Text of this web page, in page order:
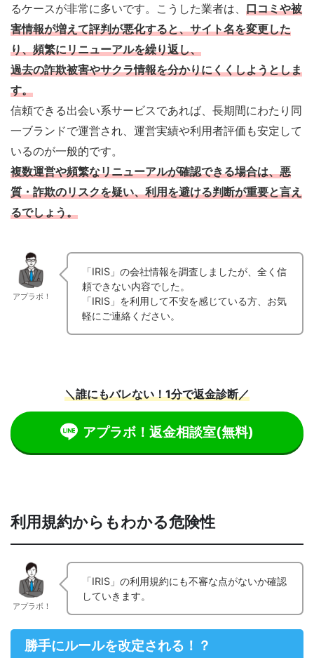
るケースが非常に多いです。こうした業者は、 口コミや被
害情報が増えて評判が悪化すると、サイト名を変更した
り、頻繁にリニューアルを繰り返し、
過去の詐欺被害やサクラ情報を分かりにくくしようとしま
す。
信頼できる出会い系サービスであれば、長期間にわたり同
一ブランドで運営され、運営実績や利用者評価も安定して
いるのが一般的です。
複数運営や頻繁なリニューアルが確認できる場合は、悪
質・詐欺のリスクを疑い、利用を避ける判断が重要と言え
るでしょう。
アプラボ！
「IRIS」の会社情報を調査しましたが、全く信
頼できない内容でした。
「IRIS」を利用して不安を感じている方、お気
軽にご連絡ください。
＼誰にもバレない！1分で返金診断／
アプラボ！返金相談室(無料)
利用規約からもわかる危険性
アプラボ！
「IRIS」の利用規約にも不審な点がないか確認
していきます。
勝手にルールを改定される！？